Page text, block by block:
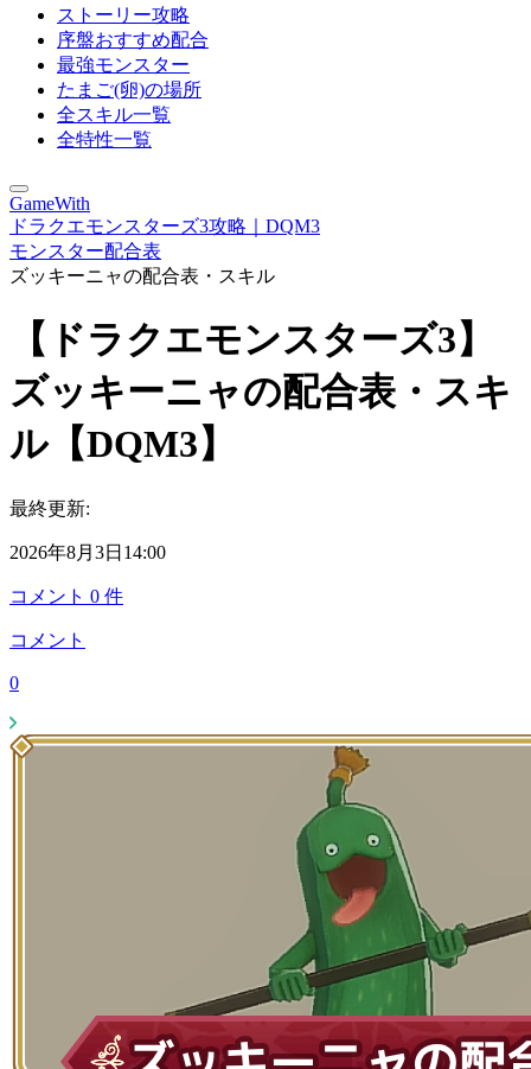
ストーリー攻略
序盤おすすめ配合
最強モンスター
たまご(卵)の場所
全スキル一覧
全特性一覧
GameWith
ドラクエモンスターズ3攻略｜DQM3
モンスター配合表
ズッキーニャの配合表・スキル
【ドラクエモンスターズ3】
ズッキーニャの配合表・スキ
ル【DQM3】
最終更新:
2026年8月3日14:00
コメント 0 件
コメント
0